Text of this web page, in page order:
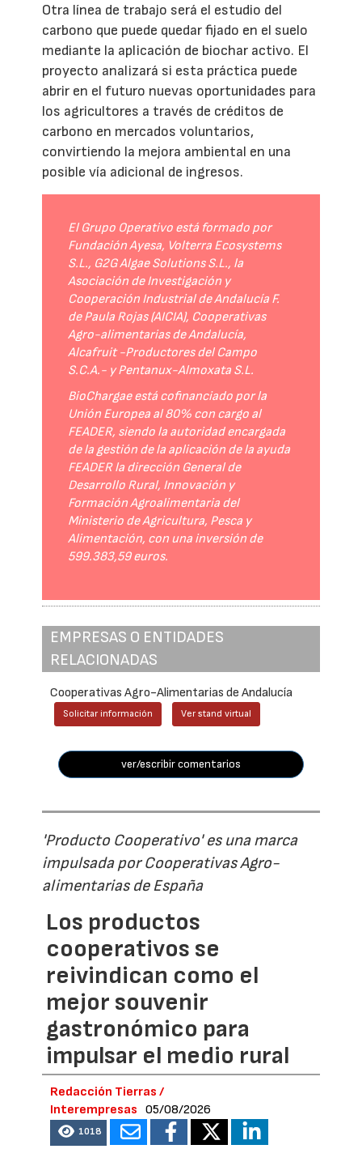
Otra línea de trabajo será el estudio del
carbono que puede quedar fijado en el suelo
mediante la aplicación de biochar activo. El
proyecto analizará si esta práctica puede
abrir en el futuro nuevas oportunidades para
los agricultores a través de créditos de
carbono en mercados voluntarios,
convirtiendo la mejora ambiental en una
posible vía adicional de ingresos.
El Grupo Operativo está formado por
Fundación Ayesa, Volterra Ecosystems
S.L., G2G Algae Solutions S.L., la
Asociación de Investigación y
Cooperación Industrial de Andalucía F.
de Paula Rojas (AICIA), Cooperativas
Agro-alimentarias de Andalucía,
Alcafruit -Productores del Campo
S.C.A.- y Pentanux-Almoxata S.L.
BioChargae está cofinanciado por la
Unión Europea al 80% con cargo al
FEADER, siendo la autoridad encargada
de la gestión de la aplicación de la ayuda
FEADER la dirección General de
Desarrollo Rural, Innovación y
Formación Agroalimentaria del
Ministerio de Agricultura, Pesca y
Alimentación, con una inversión de
599.383,59 euros.
EMPRESAS O ENTIDADES
RELACIONADAS
Cooperativas Agro-Alimentarias de Andalucía
Solicitar información Ver stand virtual
ver/escribir comentarios
'Producto Cooperativo' es una marca
impulsada por Cooperativas Agro-
alimentarias de España
Los productos
cooperativos se
reivindican como el
mejor souvenir
gastronómico para
impulsar el medio rural
Redacción Tierras /
Interempresas
05/08/2026
1018